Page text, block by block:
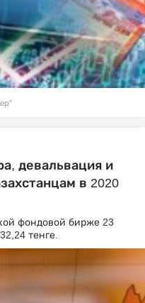
девальвация и
в 2020
фондовой бирже 23
тенге.